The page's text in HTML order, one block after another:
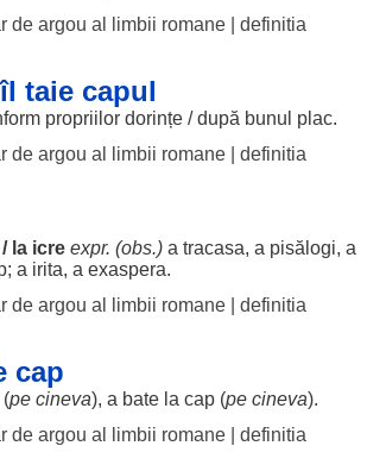
de argou al limbii romane| definitia
taie capul
propriilor dorințe/ după bunul plac.
de argou al limbii romane| definitia
/ la icre expr. (obs.)a tracasa, a pisălogi, a
; a irita, a exaspera.
de argou al limbii romane| definitia
cap
(pe cineva), a batela cap(pe cineva).
de argou al limbii romane| definitia